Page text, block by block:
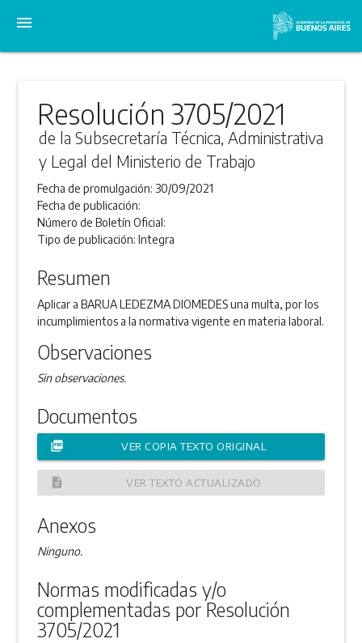
menu
Resolución 3705/2021
de la Subsecretaría Técnica, Administrativa
y Legal del Ministerio de Trabajo
Fecha de promulgación: 30/09/2021
Fecha de publicación:
Número de Boletín Oficial:
Tipo de publicación:Integra
Resumen
Aplicar a BARUA LEDEZMA DIOMEDES una multa, por los
incumplimientos a la normativa vigente en materia laboral.
Observaciones
Sin observaciones.
Documentos
picture_as_pdf VER COPIA TEXTO ORIGINAL
description VER TEXTO ACTUALIZADO
Anexos
Ninguno.
Normas modificadas y/o
complementadas por Resolución
3705/2021